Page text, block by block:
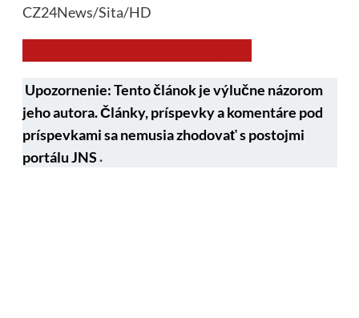
CZ24News/Sita/HD
Upozornenie: Tento článok je výlučne názorom
jeho autora. Články, príspevky a komentáre pod
príspevkami sa nemusia zhodovať s postojmi
portálu JNS.